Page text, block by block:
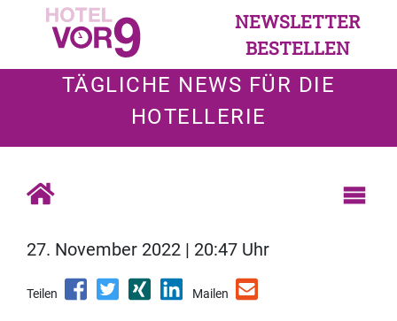
NEWSLETTER
BESTELLEN
TÄGLICHE NEWS FÜR DIE
HOTELLERIE
27. November 2022 | 20:47 Uhr
Teilen Mailen